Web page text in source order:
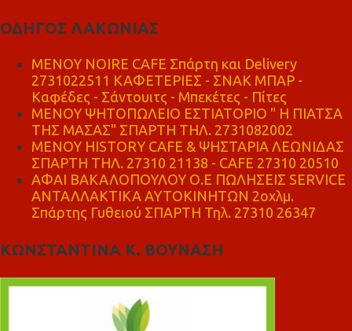
ΟΔΗΓΟΣ ΛΑΚΩΝΙΑΣ
MENOY NOIRE CAFE Σπάρτη και Delivery
2731022511 ΚΑΦΕΤΕΡΙΕΣ - ΣΝΑΚ ΜΠΑΡ -
Καφέδες - Σάντουιτς - Μπεκέτες - Πίτες
ΜΕΝΟΥ ΨΗΤΟΠΩΛΕΙΟ ΕΣΤΙΑΤΟΡΙΟ " Η ΠΙΑΤΣΑ
ΤΗΣ ΜΑΣΑΣ" ΣΠΑΡΤΗ ΤΗΛ. 2731082002
ΜΕΝΟΥ HISTORY CAFE & ΨΗΣΤΑΡΙΑ ΛΕΩΝΙΔΑΣ
ΣΠΑΡΤΗ ΤΗΛ. 27310 21138 - CAFE 27310 20510
ΑΦΑΙ ΒΑΚΑΛΟΠΟΥΛΟΥ Ο.Ε ΠΩΛΗΣΕΙΣ SERVICE
ΑΝΤΑΛΛΑΚΤΙΚΑ ΑΥΤΟΚΙΝΗΤΩΝ 2οχλμ.
Σπάρτης Γυθειού ΣΠΑΡΤΗ Τηλ. 27310 26347
ΚΩΝΣΤΑΝΤΙΝΑ Κ. ΒΟΥΝΑΣΗ